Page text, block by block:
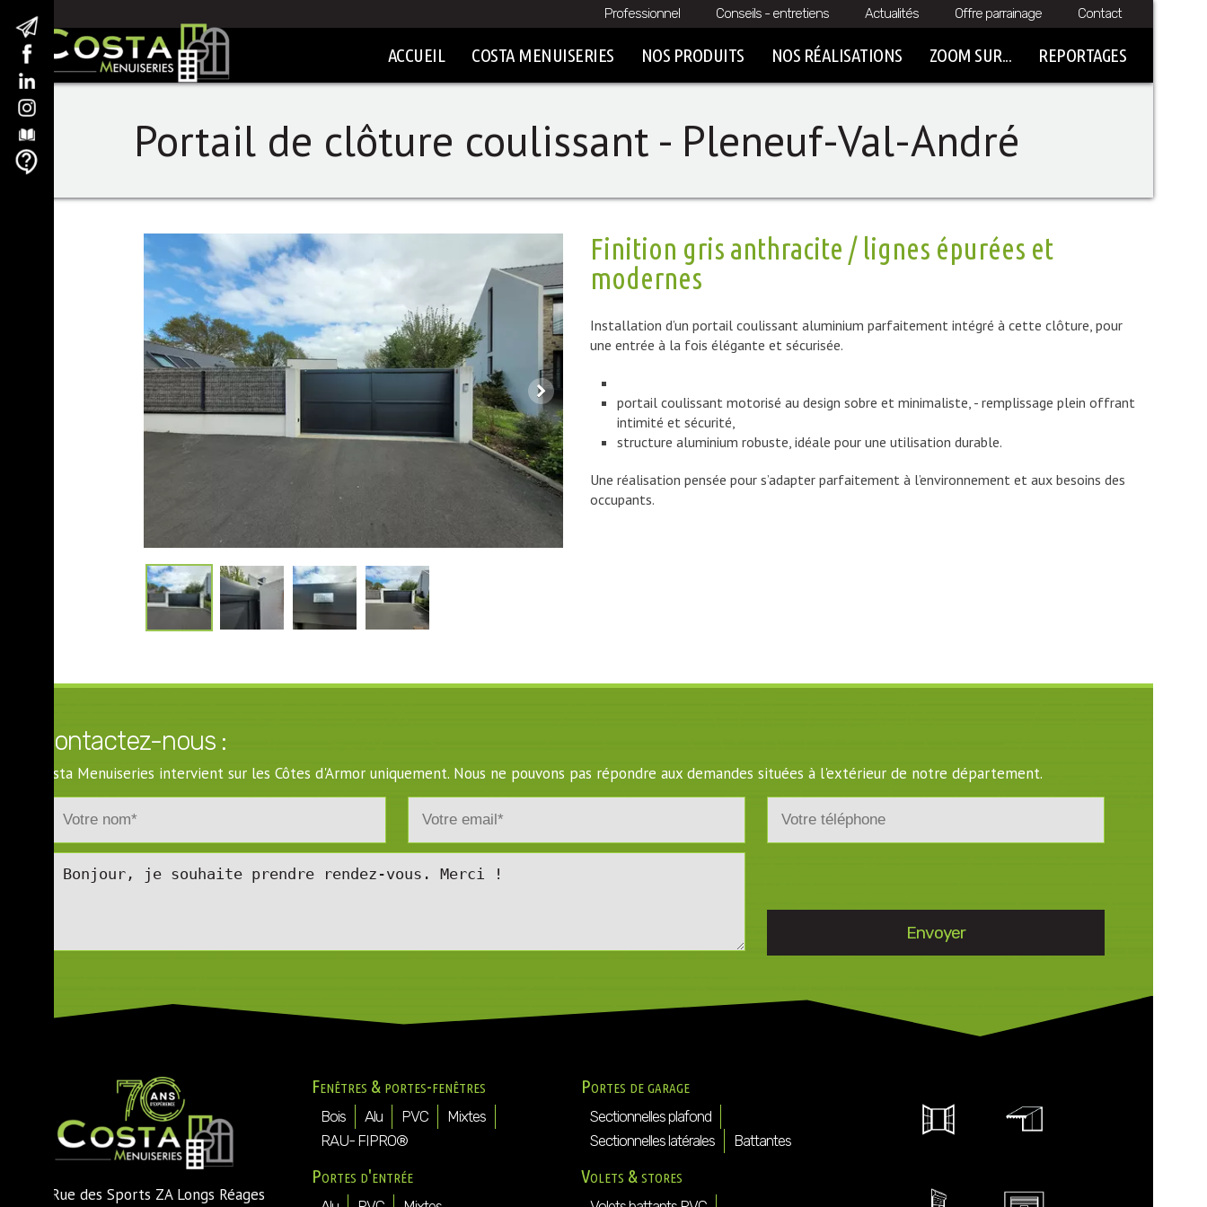
Professionnel Conseils - entretiens Actualités Offre parrainage Contact
ACCUEIL COSTA MENUISERIES NOS PRODUITS NOS RÉALISATIONS ZOOM SUR... REPORTAGES
Portail de clôture coulissant - Pleneuf-Val-André
Finition gris anthracite / lignes épurées et
modernes
Installation d’un portail coulissant aluminium parfaitement intégré à cette clôture, pour
une entrée à la fois élégante et sécurisée.
portail coulissant motorisé au design sobre et minimaliste, - remplissage plein offrant
intimité et sécurité,
structure aluminium robuste, idéale pour une utilisation durable.
Une réalisation pensée pour s’adapter parfaitement à l’environnement et aux besoins des
occupants.
Contactez-nous :
Costa Menuiseries intervient sur les Côtes d'Armor uniquement. Nous ne pouvons pas répondre aux demandes situées à l'extérieur de notre département.
Rue des Sports ZA Longs Réages
Fenêtres & portes-fenêtres
Bois Alu PVC
Mixtes
RAU- FIPRO®
Portes d'entrée
Portes de garage
Sectionnelles plafond
Sectionnelles latérales
Battantes
Volets & stores